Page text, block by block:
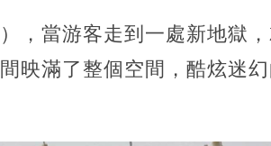
，當游客走到一處新地獄，
映滿了整個空間，酷炫迷